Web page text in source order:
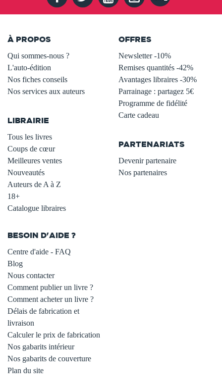
À PROPOS
Qui sommes-nous ?
L'auto-édition
Nos fiches conseils
Nos services aux auteurs
LIBRAIRIE
Tous les livres
Coups de cœur
Meilleures ventes
Nouveautés
Auteurs de A à Z
18+
Catalogue libraires
OFFRES
Newsletter -10%
Remises quantités -42%
Avantages libraires -30%
Parrainage : partagez 5€
Programme de fidélité
Carte cadeau
PARTENARIATS
Devenir partenaire
Nos partenaires
BESOIN D'AIDE ?
Centre d'aide - FAQ
Blog
Nous contacter
Comment publier un livre ?
Comment acheter un livre ?
Délais de fabrication et
livraison
Calculer le prix de fabrication
Nos gabarits intérieur
Nos gabarits de couverture
Plan du site